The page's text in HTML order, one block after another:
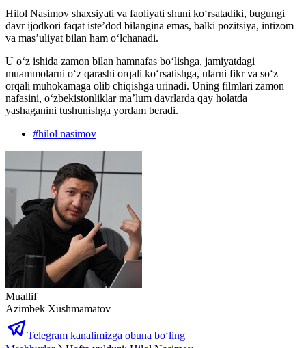
Hilol Nasimov shaxsiyati va faoliyati shuni ko‘rsatadiki, bugungi
davr ijodkori faqat iste’dod bilangina emas, balki pozitsiya, intizom
va mas’uliyat bilan ham o‘lchanadi.
U o‘z ishida zamon bilan hamnafas bo‘lishga, jamiyatdagi
muammolarni oʻz qarashi orqali koʻrsatishga, ularni fikr va so‘z
orqali muhokamaga olib chiqishga urinadi. Uning filmlari zamon
nafasini, oʻzbekistonliklar ma’lum davrlarda qay holatda
yashaganini tushunishga yordam beradi.
#hilol nasimov
Muallif
Azimbek Xushmamatov
Telegram kanalimizga obuna bo‘ling